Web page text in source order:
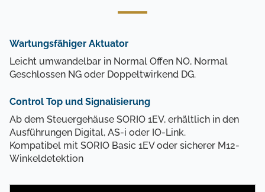
Wartungsfähiger Aktuator
Leicht umwandelbar in Normal Offen NO, Normal
Geschlossen NG oder Doppeltwirkend DG.
Control Top und Signalisierung
Ab dem Steuergehäuse SORIO 1EV, erhältlich in den
Ausführungen Digital, AS-i oder IO-Link.
Kompatibel mit SORIO Basic 1EV oder sicherer M12-
Winkeldetektion